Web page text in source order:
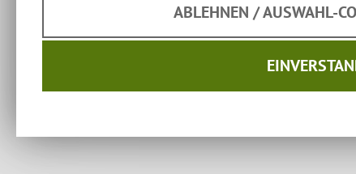
ABLEHNEN / AUSWAHL-